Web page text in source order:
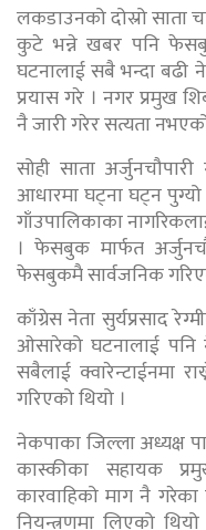
लकडाउनको दोस्रो साता
कुटे भन्ने खबर पनि
घटनालाई सबै भन्दा बढी
प्रयास गरे । नगर प्रमुख
नै जारी गरेर सत्यता
सोही साता
आधारमा घट्ना घट्न पुग्यो
गाँउपालिकाका
। फेसबुक मार्फत
फेसबुकमै सार्वजनिक
काँग्रेस नेता सुर्यप्रसाद
ओसारेको घटनालाई पनि
सबैलाई क्वारेन्टाईनमा
गरिएको थियो ।
नेकपाका जिल्ला अध्यक्ष
कास्कीका सहायक
कारवाहिको माग नै गरेका
नियन्त्रणमा लिएको